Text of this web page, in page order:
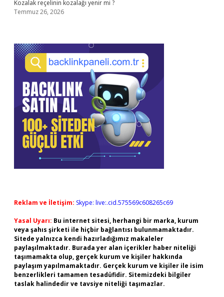
Kozalak reçelinin kozalağı yenir mi ?
Temmuz 26, 2026
Reklam ve İletişim: Skype: live:.cid.575569c608265c69
Yasal Uyarı: Bu internet sitesi, herhangi bir marka, kurum
veya şahıs şirketi ile hiçbir bağlantısı bulunmamaktadır.
Sitede yalnızca kendi hazırladığımız makaleler
paylaşılmaktadır. Burada yer alan içerikler haber niteliği
taşımamakta olup, gerçek kurum ve kişiler hakkında
paylaşım yapılmamaktadır. Gerçek kurum ve kişiler ile isim
benzerlikleri tamamen tesadüfidir. Sitemizdeki bilgiler
taslak halindedir ve tavsiye niteliği taşımazlar.